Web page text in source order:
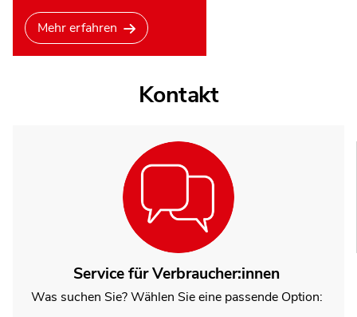
Mehr erfahren
Kontakt
Service für Verbraucher:innen
Was suchen Sie? Wählen Sie eine passende Option: